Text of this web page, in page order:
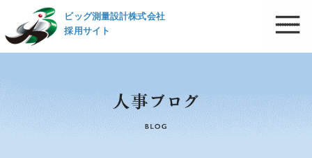
ビッグ測量設計株式会社
採用サイト